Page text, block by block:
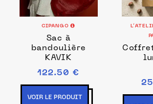
CIPANGO
Sac à
bandoulière
KAVIK
122.50 €
VOIR LE PRODUIT